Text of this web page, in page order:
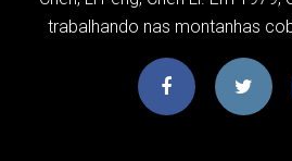
trabalhando nas montanhas